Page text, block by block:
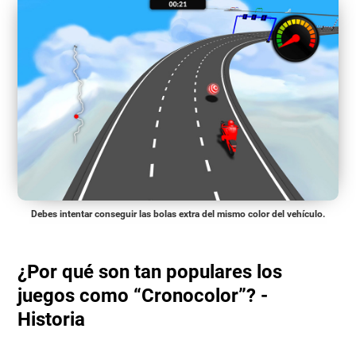
Debes intentar conseguir las bolas extra del mismo color del vehículo.
¿Por qué son tan populares los
juegos como “Cronocolor”? -
Historia